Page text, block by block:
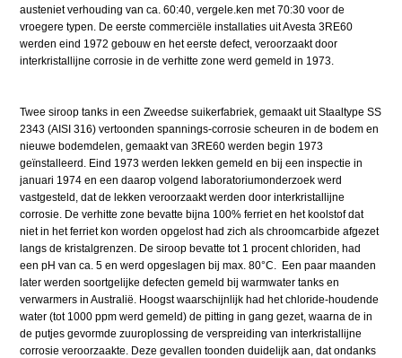
austeniet verhouding van ca. 60:40, vergele.ken met 70:30 voor de
vroegere typen. De eerste commerciële installaties uit Avesta 3RE60
werden eind 1972 gebouw en het eerste defect, veroorzaakt door
interkristallijne corrosie in de verhitte zone werd gemeld in 1973.
Twee siroop tanks in een Zweedse suikerfabriek, gemaakt uit Staaltype SS
2343 (AISI 316) vertoonden spannings-corrosie scheuren in de bodem en
nieuwe bodemdelen, gemaakt van 3RE60 werden begin 1973
geïnstalleerd. Eind 1973 werden lekken gemeld en bij een inspectie in
januari 1974 en een daarop volgend laboratoriumonderzoek werd
vastgesteld, dat de lekken veroorzaakt werden door interkristallijne
corrosie. De verhitte zone bevatte bijna 100% ferriet en het koolstof dat
niet in het ferriet kon worden opgelost had zich als chroomcarbide afgezet
langs de kristalgrenzen. De siroop bevatte tot 1 procent chloriden, had
een pH van ca. 5 en werd opgeslagen bij max. 80°C. Een paar maanden
later werden soortgelijke defecten gemeld bij warmwater tanks en
verwarmers in Australië. Hoogst waarschijnlijk had het chloride-houdende
water (tot 1000 ppm werd gemeld) de pitting in gang gezet, waarna de in
de putjes gevormde zuuroplossing de verspreiding van interkristallijne
corrosie veroorzaakte. Deze gevallen toonden duidelijk aan, dat ondanks